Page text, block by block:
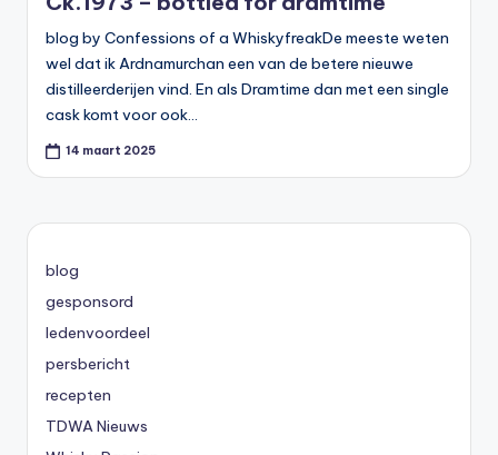
blog by Confessions of a WhiskyfreakDe meeste weten
wel dat ik Ardnamurchan een van de betere nieuwe
distilleerderijen vind. En als Dramtime dan met een single
cask komt voor ook…
14 maart 2025
blog
gesponsord
ledenvoordeel
persbericht
recepten
TDWA Nieuws